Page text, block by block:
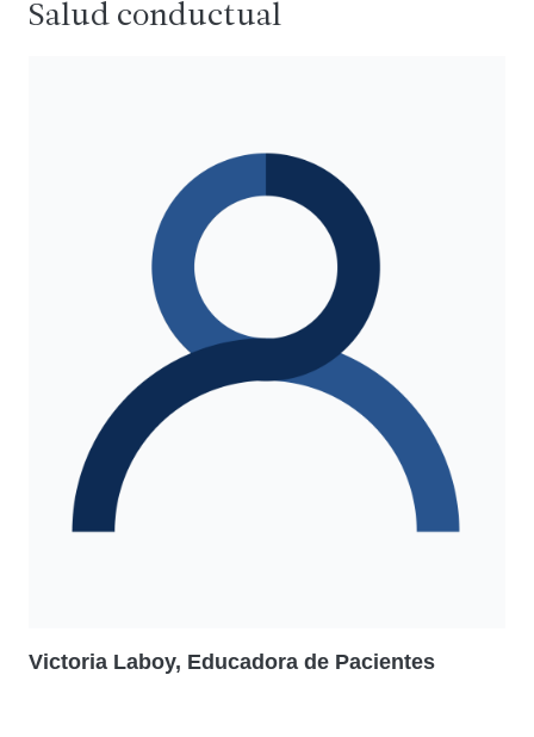
Salud conductual
Victoria Laboy, Educadora de Pacientes